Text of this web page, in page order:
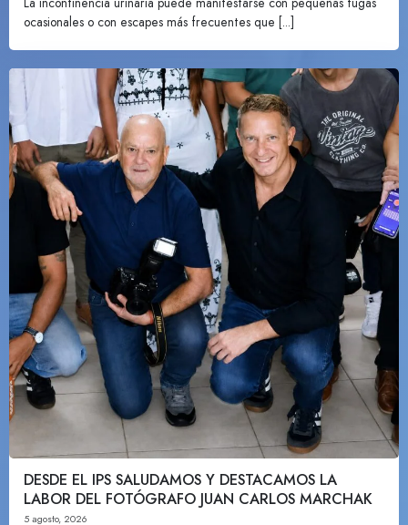
ocasionales o con escapes más frecuentes que [...]
DESDE EL IPS SALUDAMOS Y DESTACAMOS LA
LABOR DEL FOTÓGRAFO JUAN CARLOS MARCHAK
5 agosto, 2026